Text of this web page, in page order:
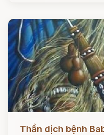
Đọc ngay
Thần dịch bệnh